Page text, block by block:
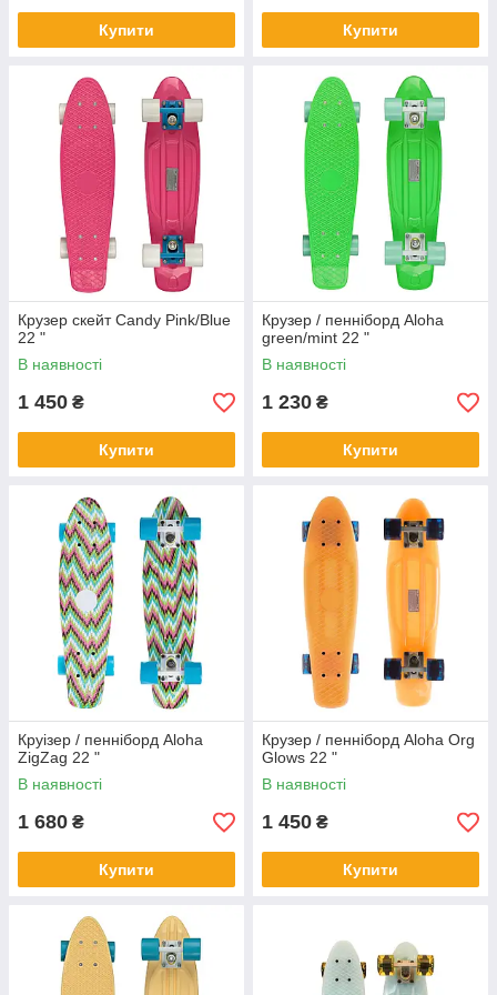
Купити Купити
Крузер скейт Candy Pink/Blue
22 "
В наявності
1 450 ₴
Купити
Крузер / пенніборд Aloha
green/mint 22 "
В наявності
1 230 ₴
Купити
Круізер / пенніборд Aloha
ZigZag 22 "
В наявності
1 680 ₴
Купити
Крузер / пенніборд Aloha Org
Glows 22 "
В наявності
1 450 ₴
Купити